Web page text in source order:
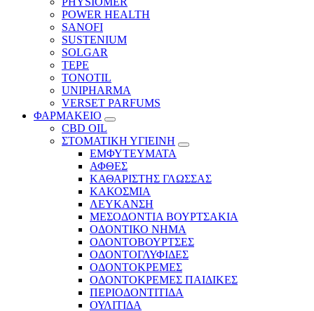
POWER HEALTH
SANOFI
SUSTENIUM
SOLGAR
TEPE
TONOTIL
UNIPHARMA
VERSET PARFUMS
ΦΑΡΜΑΚΕΙΟ
CBD OIL
ΣΤΟΜΑΤΙΚΗ ΥΓΙΕΙΝΗ
ΕΜΦΥΤΕΥΜΑΤΑ
ΑΦΘΕΣ
ΚΑΘΑΡΙΣΤΗΣ ΓΛΩΣΣΑΣ
ΚΑΚΟΣΜΙΑ
ΛΕΥΚΑΝΣΗ
ΜΕΣΟΔΟΝΤΙΑ ΒΟΥΡΤΣΑΚΙΑ
ΟΔΟΝΤΙΚΟ ΝΗΜΑ
ΟΔΟΝΤΟΒΟΥΡΤΣΕΣ
ΟΔΟΝΤΟΓΛΥΦΙΔΕΣ
ΟΔΟΝΤΟΚΡΕΜΕΣ
ΟΔΟΝΤΟΚΡΕΜΕΣ ΠΑΙΔΙΚΕΣ
ΠΕΡΙΟΔΟΝΤΙΤΙΔΑ
ΟΥΛΙΤΙΔΑ